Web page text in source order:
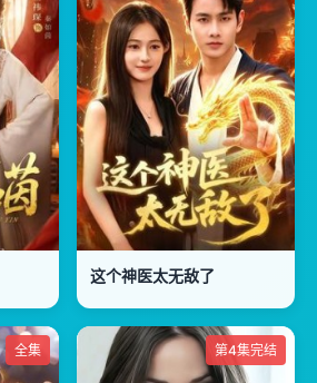
这个神医太无敌了
全集 第4集完结